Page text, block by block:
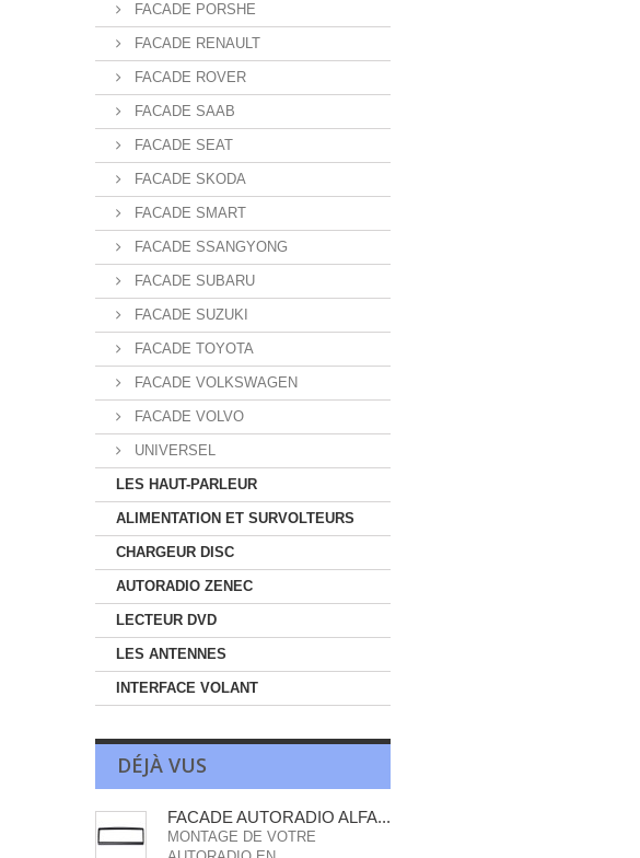
FACADE PORSHE
FACADE RENAULT
FACADE ROVER
FACADE SAAB
FACADE SEAT
FACADE SKODA
FACADE SMART
FACADE SSANGYONG
FACADE SUBARU
FACADE SUZUKI
FACADE TOYOTA
FACADE VOLKSWAGEN
FACADE VOLVO
UNIVERSEL
LES HAUT-PARLEUR
ALIMENTATION ET SURVOLTEURS
CHARGEUR DISC
AUTORADIO ZENEC
LECTEUR DVD
LES ANTENNES
INTERFACE VOLANT
DÉJÀ VUS
FACADE AUTORADIO ALFA...
MONTAGE DE VOTRE